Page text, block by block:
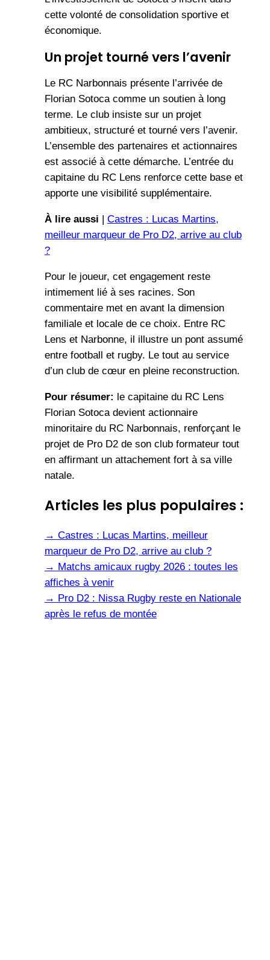
cette volonté de consolidation sportive et
économique.
Un projet tourné vers l’avenir
Le RC Narbonnais présente l’arrivée de
Florian Sotoca comme un soutien à long
terme. Le club insiste sur un projet
ambitieux, structuré et tourné vers l’avenir.
L’ensemble des partenaires et actionnaires
est associé à cette démarche. L’entrée du
capitaine du RC Lens renforce cette base et
apporte une visibilité supplémentaire.
À lire aussi | Castres : Lucas Martins,
meilleur marqueur de Pro D2, arrive au club
?
Pour le joueur, cet engagement reste
intimement lié à ses racines. Son
commentaire met en avant la dimension
familiale et locale de ce choix. Entre RC
Lens et Narbonne, il illustre un pont assumé
entre football et rugby. Le tout au service
d’un club de cœur en pleine reconstruction.
Pour résumer: le capitaine du RC Lens
Florian Sotoca devient actionnaire
minoritaire du RC Narbonnais, renforçant le
projet de Pro D2 de son club formateur tout
en affirmant un attachement fort à sa ville
natale.
Articles les plus populaires :
→ Castres : Lucas Martins, meilleur
marqueur de Pro D2, arrive au club ?
→ Matchs amicaux rugby 2026 : toutes les
affiches à venir
→ Pro D2 : Nissa Rugby reste en Nationale
après le refus de montée